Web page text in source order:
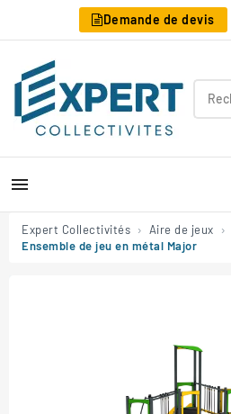
Demande de devis

Expert Collectivités Aire de jeux
Ensemble de jeu en métal Major